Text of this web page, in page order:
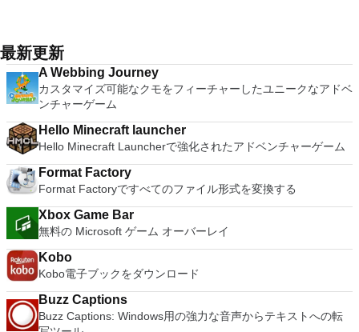
はすぐに各コンピューターをパスワードで保護します。コンピ
ューターへのログインに使用するのと同じユーザー名とパスワ
ードを入力するだけです。 WIN 7,8,8.1,10をサポートしま
す。 VNC ViewerのMacバージョンをお探しですか？ここから
ダウンロード
system resources. So, if you need a free terminal emulator,
which is easy to master and supports remote Telnet or SSH
host connections then Tera Term is a good choice.
anywhere on VMware software. vSphere and vCloud Air
Support - Drag and drop VMs between environments.
Restricted and Encrypted VMs - Protection and performance
enhancements. Expiring Virtual Machines - Time-limited
virtual machines. Latest Hardware Support - Broadwell and
Haswell CPU support. Enterprise Quality Virtual Machines -
16 vCPUs, 8TB virtual disks, and 64GB memory. Enhanced
IPv6 Support - IPv6-to-IPv4 NAT (6to4 and 4to6). Virtual
Machine Video Memory - Up to 2GB. Enhanced Connectivity -
USB 3.0, Bluetooth, HD audio, printers, and Skype support.
VMware Workstation Pro is a perfect choice for those of you
who are a little skeptical about making the leap over to
Windows 10. By utilizing an app like this, you'll get to try out
all of Windows 10's new features in a safe sandboxed
environment, without the need to install the OS natively.
VMware Workstation Pro doesn't just support Microsofts OS,
you can also install Linux VMs, including Ubuntu, Red Hat,
Fedora, and lots of other distributions as well. Overall,
最新更新
A Webbing Journey
カスタマイズ可能なクモをフィーチャーしたユニークなアドベ
ンチャーゲーム
Hello Minecraft launcher
Hello Minecraft Launcherで強化されたアドベンチャーゲーム
Format Factory
Format Factoryですべてのファイル形式を変換する
Xbox Game Bar
無料の Microsoft ゲーム オーバーレイ
Kobo
Kobo電子ブックをダウンロード
Buzz Captions
Buzz Captions: Windows用の強力な音声からテキストへの転